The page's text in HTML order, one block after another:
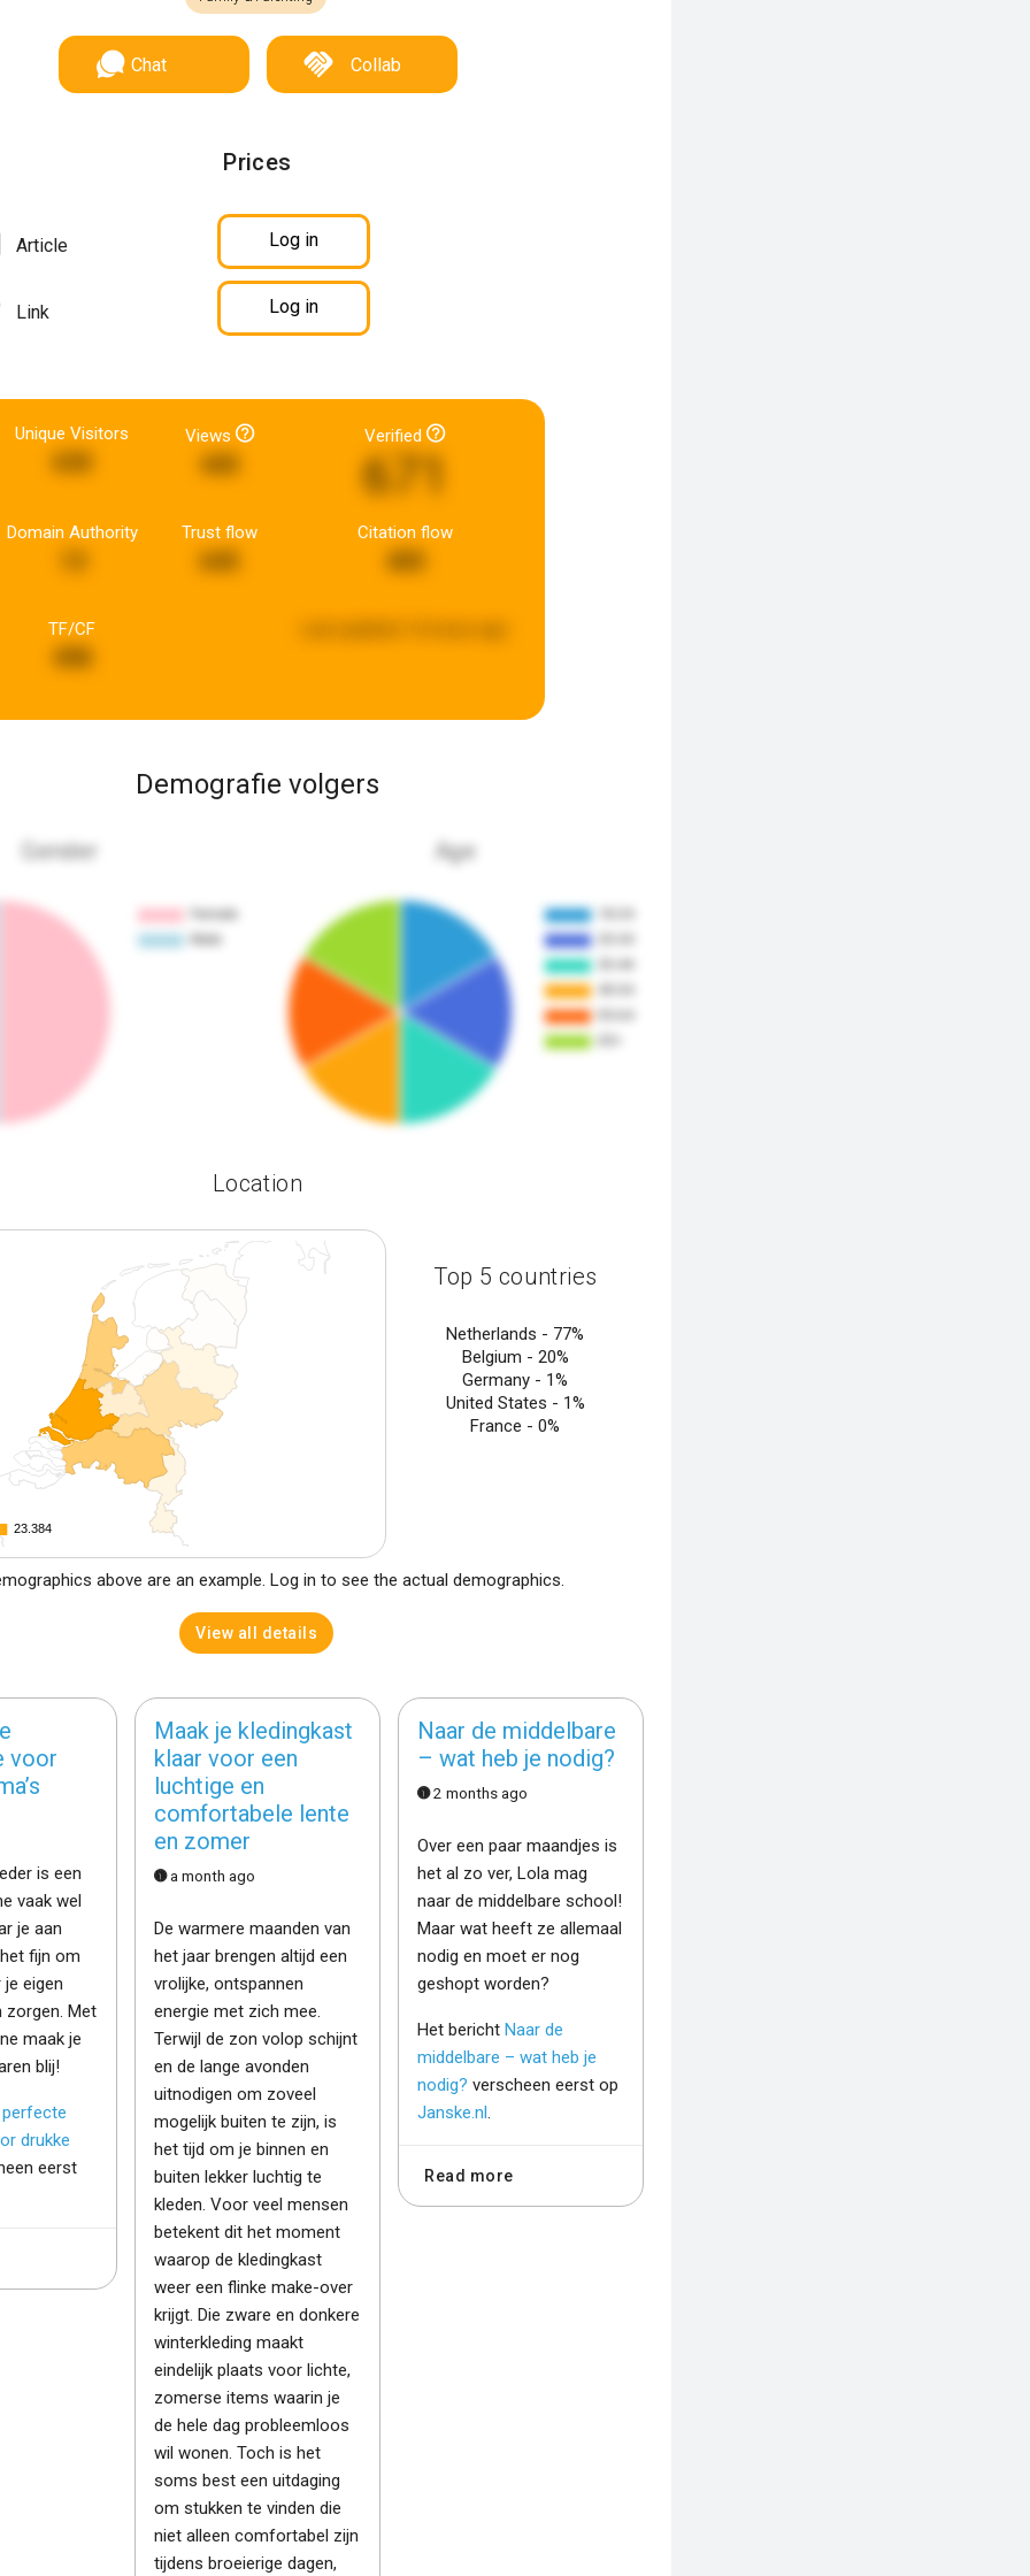
Chat Collab
Prices
Article Log in
Link Log in
Unique Visitors Views Verified
671
Domain Authority Trust flow
645
Citation flow
TF/CF
498
Demografie volgers
Gender Age
Location
23.384
23.384
Top 5 countries
Netherlands - 77%
Belgium - 20%
Germany - 1%
United States - 1%
France -0%
above are an example. Log in to see the actual demographics.
View all details
voor
is een
vaak wel
je aan
fijn om
eigen
zorgen. Met
maak je
blij!
perfecte
drukke
eerst
Maak je kledingkast
klaar voor een
luchtige en
comfortabele lente
en zomer
a month ago
De warmere maanden van
het jaar brengen altijd een
vrolijke, ontspannen
energie met zich mee.
Terwijl de zon volop schijnt
en de lange avonden
uitnodigen om zoveel
mogelijk buiten te zijn, is
het tijd om je binnen en
buiten lekker luchtig te
kleden. Voor veel mensen
betekent dit het moment
waarop de kledingkast
weer een flinke make-over
krijgt. Die zware en donkere
winterkleding maakt
eindelijk plaats voor lichte,
zomerse items waarin je
de hele dag probleemloos
wil wonen. Toch is het
soms best een uitdaging
om stukken te vinden die
niet alleen comfortabel zijn
tijdens broeierige dagen,
Naar de middelbare
– wat heb je nodig?
2 months ago
Over een paar maandjes is
het al zo ver, Lola mag
naar de middelbare school!
Maar wat heeft ze allemaal
nodig en moet er nog
geshopt worden?
Het berichtNaar de
middelbare – wat heb je
nodig? verscheen eerst op
Janske.nl
Read more